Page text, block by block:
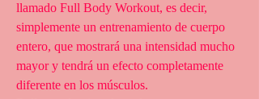
llamado Full Body Workout, es decir,
simplemente un entrenamiento de cuerpo
entero, que mostrará una intensidad mucho
mayor y tendrá un efecto completamente
diferente en los músculos.